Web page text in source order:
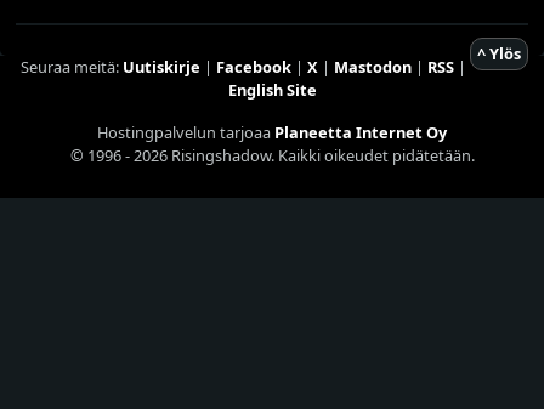
^ Ylös
Seuraa meitä: Uutiskirje | Facebook| X | Mastodon| RSS|
English Site
Hostingpalvelun tarjoaa Planeetta Internet Oy
© 1996 - 2026 Risingshadow. Kaikki oikeudet pidätetään.